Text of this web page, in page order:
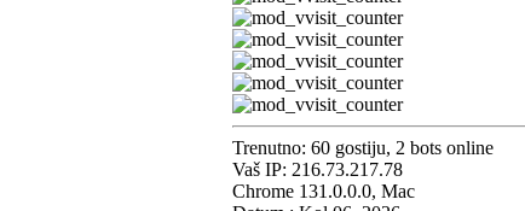
Trenutno: 60 gostiju, 2 bots online
Vaš IP: 216.73.217.78
Chrome 131.0.0.0, Mac